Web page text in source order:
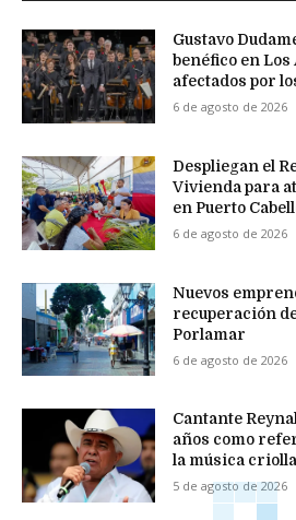
Gustavo
benéfico en Los
afectados por
6 de agosto de 2026
Despliegan el
Vivienda para
en Puerto
6 de agosto de 2026
Nuevos
recuperación
Porlamar
6 de agosto de 2026
Cantante
años como
la música criolla
5 de agosto de 2026